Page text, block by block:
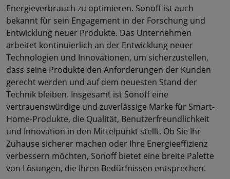
Energieverbrauch zu optimieren. Sonoff ist auch
bekannt für sein Engagement in der Forschung und
Entwicklung neuer Produkte. Das Unternehmen
arbeitet kontinuierlich an der Entwicklung neuer
Technologien und Innovationen, um sicherzustellen,
dass seine Produkte den Anforderungen der Kunden
gerecht werden und auf dem neuesten Stand der
Technik bleiben. Insgesamt ist Sonoff eine
vertrauenswürdige und zuverlässige Marke für Smart-
Home-Produkte, die Qualität, Benutzerfreundlichkeit
und Innovation in den Mittelpunkt stellt. Ob Sie Ihr
Zuhause sicherer machen oder Ihre Energieeffizienz
verbessern möchten, Sonoff bietet eine breite Palette
von Lösungen, die Ihren Bedürfnissen entsprechen.